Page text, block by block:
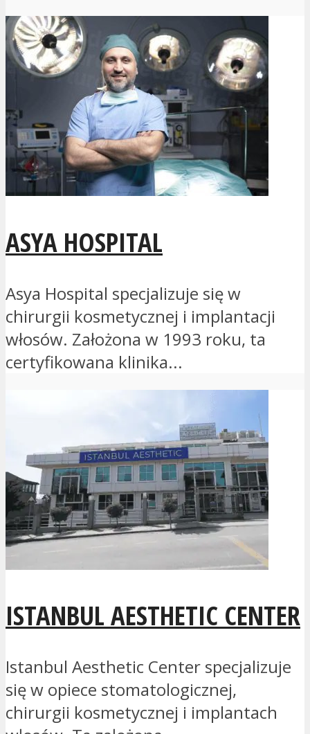
ASYA HOSPITAL
Asya Hospital specjalizuje się w
chirurgii kosmetycznej i implantacji
włosów. Założona w 1993 roku, ta
certyfikowana klinika...
ISTANBUL AESTHETIC CENTER
Istanbul Aesthetic Center specjalizuje
się w opiece stomatologicznej,
chirurgii kosmetycznej i implantach